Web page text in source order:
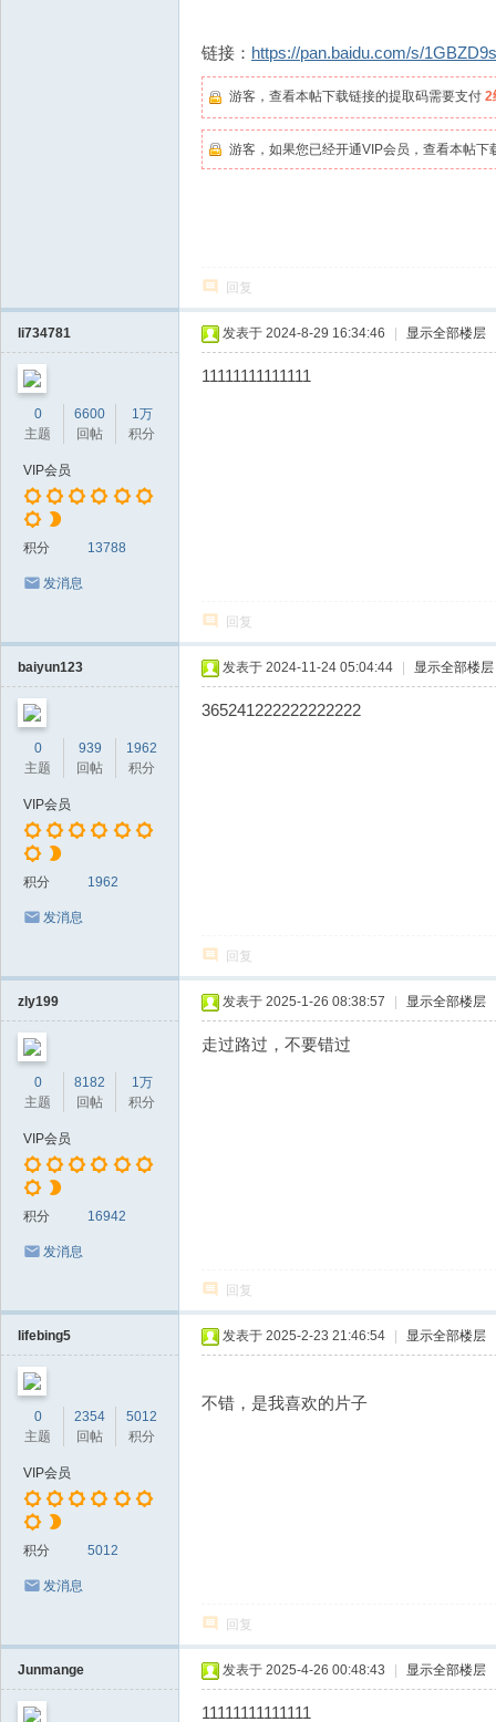
链接： https://pan.baidu.com/s/
游客，查看本帖下载链接的提取码需要支付 2
游客，如果您已经开通VIP会员，查看本帖下
回复
li734781
0
主题
6600
回帖
1万
积分
VIP会员
积分 13788
发消息
发表于 2024-8-29 16:34:46 显示全部楼层
11111111111111
回复
baiyun123
0
主题
939
回帖
1962
积分
VIP会员
积分 1962
发消息
发表于 2024-11-24 05:04:44 显示全部楼层
365241222222222222
回复
zly199
0
主题
8182
回帖
1万
积分
VIP会员
积分 16942
发消息
发表于 2025-1-26 08:38:57 显示全部楼层
走过路过，不要错过
回复
lifebing5
0
主题
2354
回帖
5012
积分
VIP会员
积分 5012
发消息
发表于 2025-2-23 21:46:54 显示全部楼层
不错，是我喜欢的片子
回复
Junmange 发表于 2025-4-26 00:48:43 显示全部楼层
11111111111111